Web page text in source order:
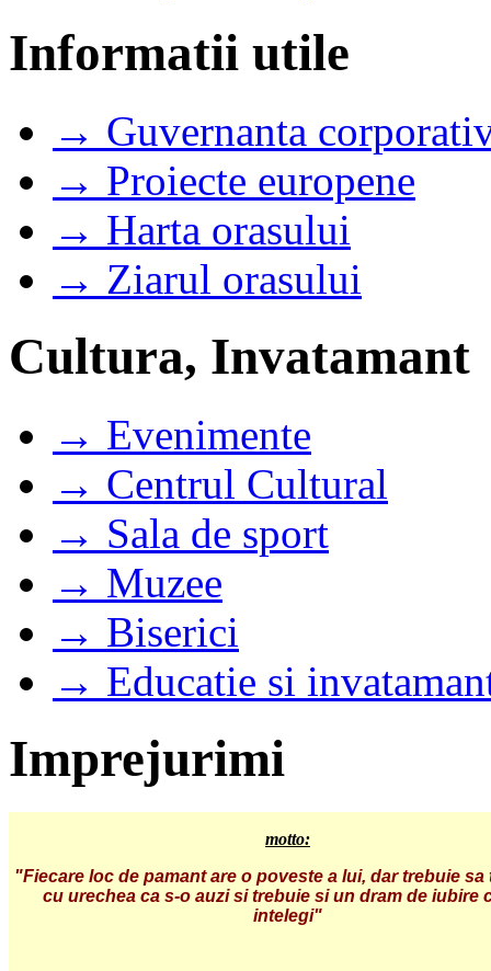
Informatii utile
→ Guvernanta
→ Proiecte europene
→ Harta orasului
→ Ziarul orasului
Cultura, Invatamant
→ Evenimente
→ Centrul Cultural
→ Sala de sport
→ Muzee
→ Biserici
→ Educatie si
Imprejurimi
motto:
"Fiecare loc de pamant are o poveste a lui, dar trebuie sa
cu urechea ca s-o auzi si trebuie si un dram de iubire
intelegi"